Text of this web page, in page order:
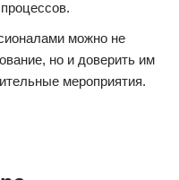
можно не
но и доверить им
мероприятия.